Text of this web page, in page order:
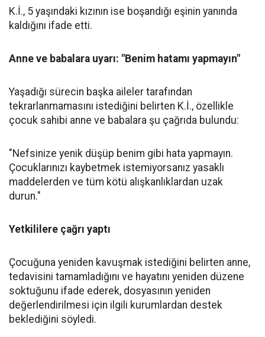
K.İ., 5 yaşındaki kızının ise boşandığı eşinin yanında
kaldığını ifade etti.
Anne ve babalara uyarı: "Benim hatamı yapmayın"
Yaşadığı sürecin başka aileler tarafından
tekrarlanmamasını istediğini belirten K.İ., özellikle
çocuk sahibi anne ve babalara şu çağrıda bulundu:
"Nefsinize yenik düşüp benim gibi hata yapmayın.
Çocuklarınızı kaybetmek istemiyorsanız yasaklı
maddelerden ve tüm kötü alışkanlıklardan uzak
durun."
Yetkililere çağrı yaptı
Çocuğuna yeniden kavuşmak istediğini belirten anne,
tedavisini tamamladığını ve hayatını yeniden düzene
soktuğunu ifade ederek, dosyasının yeniden
değerlendirilmesi için ilgili kurumlardan destek
beklediğini söyledi.